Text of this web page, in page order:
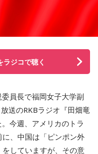
ラジコで聴く
員長で福岡女子大学副
送のRKBラジオ『田畑竜
今週、アメリカのトラ
、中国は「ピンポン外
していますが、その意